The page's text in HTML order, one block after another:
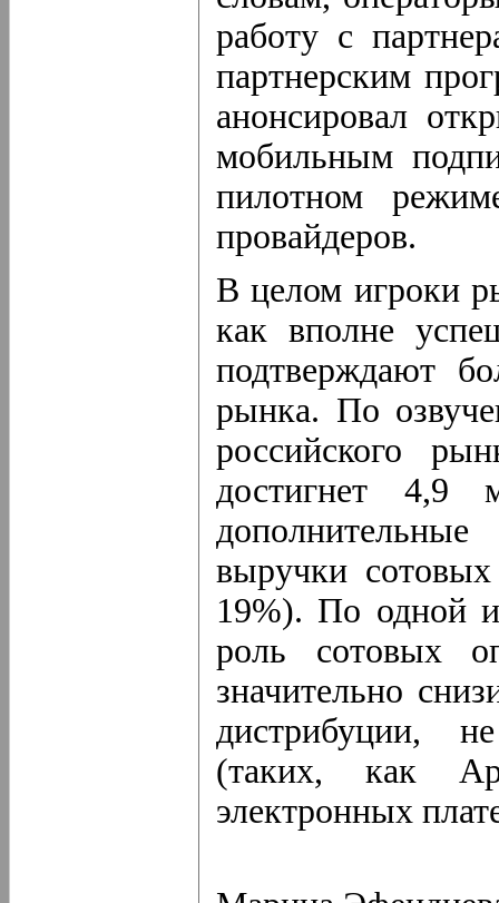
работу с
партнерским
анонсировал
мобильным
пилотном
провайдеров.
В целом игроки
как вполне
подтверждают
рынка. По
российского
достигнет
выручки
19%). По одной
роль сотовых
значительно
дистрибуции,
(таких, как
электронных